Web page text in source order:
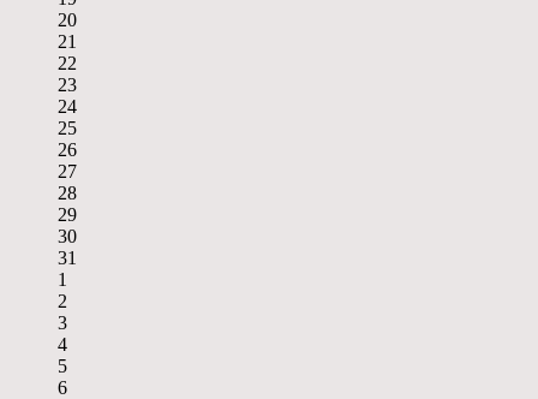
20
21
22
23
24
25
26
27
28
29
30
31
1
2
3
4
5
6